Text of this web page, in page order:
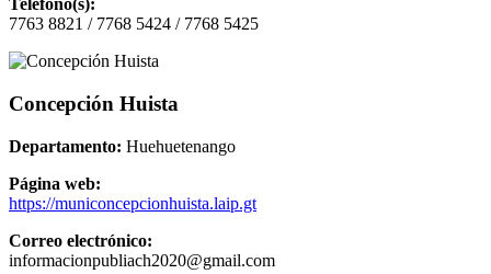
Teléfono(s):
7763 8821 / 7768 5424 / 7768 5425
Concepción Huista
Departamento: Huehuetenango
Página web:
https://municoncepcionhuista.laip.gt
Correo electrónico:
informacionpubliach2020@gmail.com